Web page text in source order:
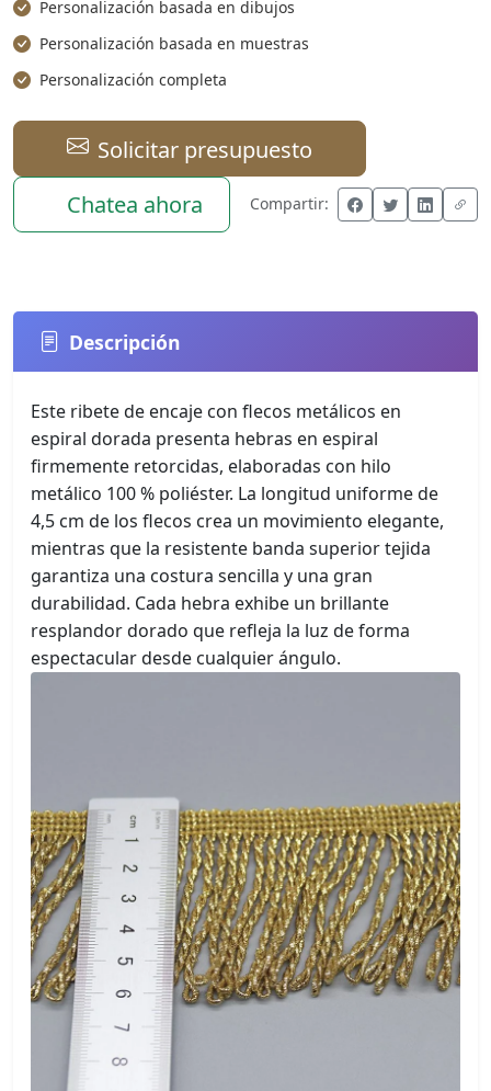
Personalización basada en dibujos
Personalización basada en muestras
Personalización completa
Solicitar presupuesto
Chatea ahora
Compartir:
Descripción
Este ribete de encaje con flecos metálicos en
espiral dorada presenta hebras en espiral
firmemente retorcidas, elaboradas con hilo
metálico 100 % poliéster. La longitud uniforme de
4,5 cm de los flecos crea un movimiento elegante,
mientras que la resistente banda superior tejida
garantiza una costura sencilla y una gran
durabilidad. Cada hebra exhibe un brillante
resplandor dorado que refleja la luz de forma
espectacular desde cualquier ángulo.